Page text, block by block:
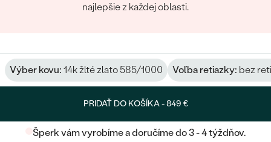
najlepšie z každej oblasti.
Výber kovu: 14k žlté zlato 585/1000 Voľba retiazky: bez
PRIDAŤ DO KOŠÍKA -849 €
Šperk vám vyrobíme a doručíme do 3 - 4 týždňov.